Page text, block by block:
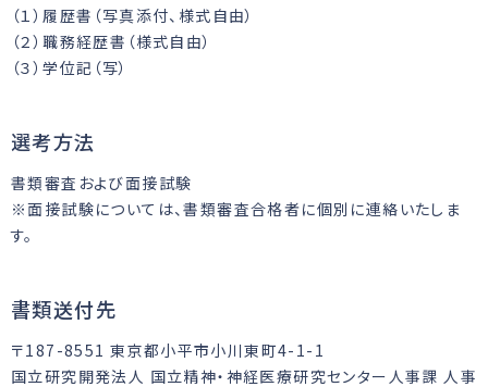
（１）履歴書（写真添付、様式自由）
（２）職務経歴書（様式自由）
（３）学位記（写）
選考方法
書類審査および面接試験
※面接試験については、書類審査合格者に個別に連絡いたしま
す。
書類送付先
〒187-8551 東京都小平市小川東町4-1-1
国立研究開発法人 国立精神・神経医療研究センター人事課 人事